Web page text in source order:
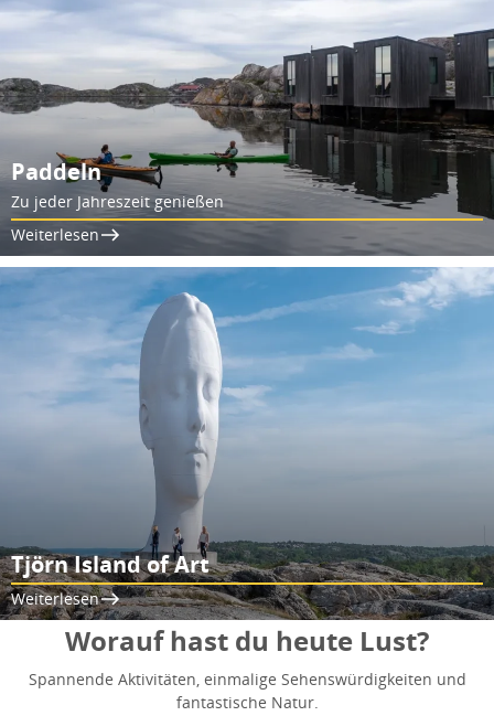
Paddeln
Zu jeder Jahreszeit genießen
Weiterlesen
Tjörn Island of Art
Weiterlesen
Worauf hast du heute Lust?
Spannende Aktivitäten, einmalige Sehenswürdigkeiten und
fantastische Natur.